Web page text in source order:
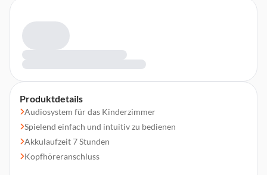
Produktdetails
Audiosystem für das Kinderzimmer
Spielend einfach und intuitiv zu bedienen
Akkulaufzeit 7 Stunden
Kopfhöreranschluss